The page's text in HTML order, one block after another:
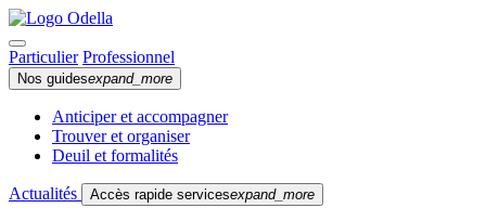
Particulier Professionnel
Nos guidesexpand_more
Anticiper et accompagner
Trouver et organiser
Deuil et formalités
Actualités Accès rapide servicesexpand_more